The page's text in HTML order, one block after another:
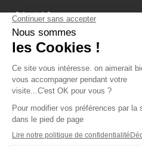
fiducial.fr
lyoncapitale.fr
olympique-et-lyonnais.com
L'application Iphone /
Téléchargez
Les cookies